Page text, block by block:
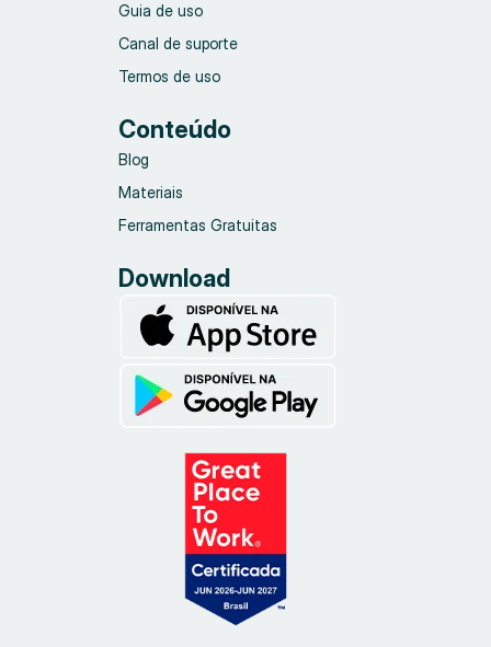
Guia de uso
Canal de suporte
Termos de uso
Conteúdo
Blog
Materiais
Ferramentas Gratuitas
Download